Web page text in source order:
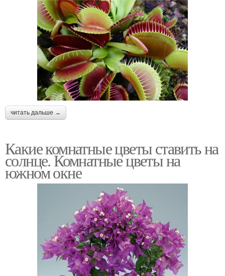
читать дальше →
Какие комнатные цветы ставить на
солнце. Комнатные цветы на
южном окне